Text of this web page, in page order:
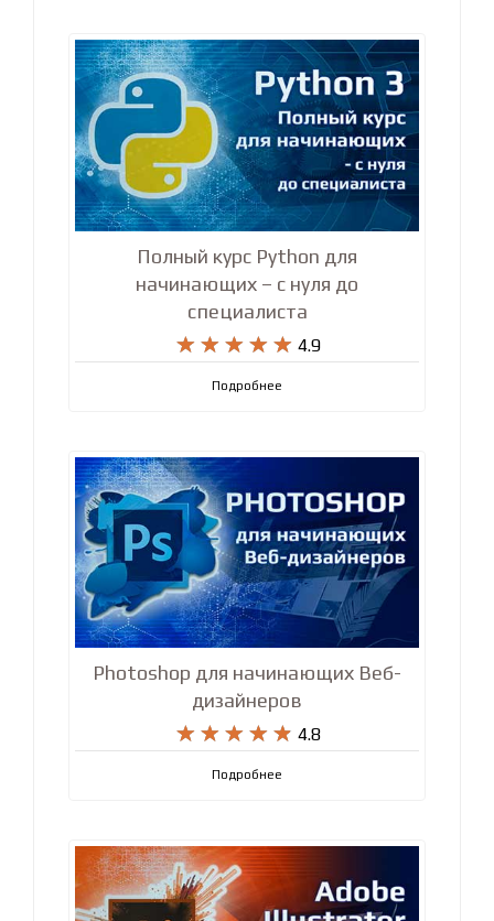
Полный курс Python для
начинающих – с нуля до
специалиста
    
     4.9
Подробнее
Photoshop для начинающих Веб-
дизайнеров
    
     4.8
Подробнее